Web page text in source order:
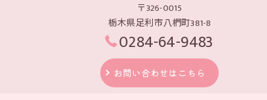
〒326-0015
栃木県足利市八椚町381-8
0284-64-9483
お問い合わせはこちら